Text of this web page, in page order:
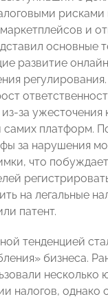
рисками
и
основные
развитие
за ужесточения
платформ.
за нарушения
что побуждает
на легальные
патент.
тенденцией
бизнеса.
несколько
налогов, однако